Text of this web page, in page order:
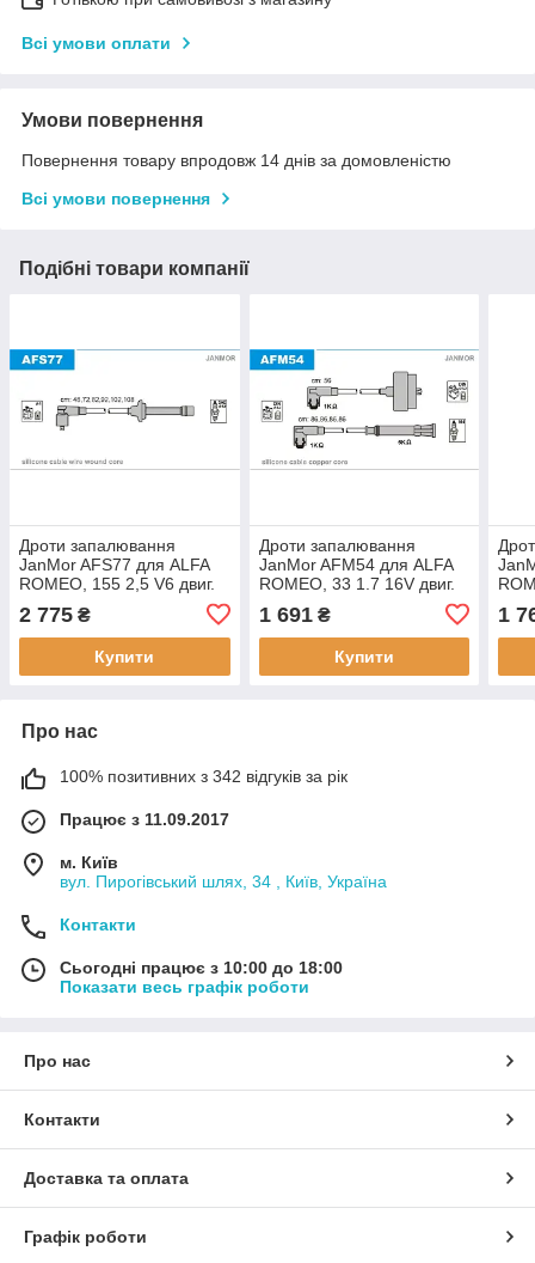
Всі умови оплати
Умови повернення
Повернення товару впродовж 14 днів за домовленістю
Всі умови повернення
Подібні товари компанії
Дроти запалювання
JanMor AFS77 для ALFA
ROMEO, 155 2,5 V6 двиг.
AR 67301, AR 67302, AR
67303, FIAT, CROMA 2,5
V6 двиг. 834 G. 000,
2 775 ₴
Купити
Дроти запалювання
JanMor AFM54 для ALFA
ROMEO, 33 1.7 16V двиг.
1 691₴
Купити
1,5
1
Про нас
100% позитивних з 342 відгуків за рік
Працює з 11.09.2017
м. Київ
вул. Пирогівський шлях, 34 , Київ, Україна
Контакти
Сьогодні працює з 10:00 до 18:00
Показати весь графік роботи
Про нас
Контакти
Доставка та оплата
Графік роботи